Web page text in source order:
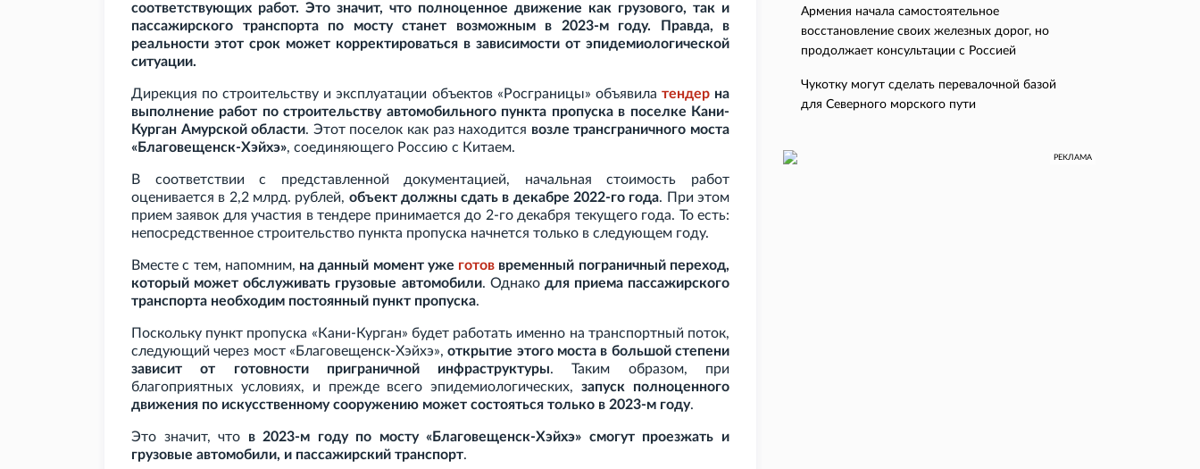
соответствующих работ. Это значит, что полноценное движение как грузового, так и
пассажирского транспорта по мосту станет возможным в 2023-м году. Правда, в
реальности этот срок может корректироваться в зависимости от эпидемиологической
ситуации.
Дирекция по строительству и эксплуатации объектов «Росграницы» объявила тендерна
выполнение работ по строительству автомобильного пункта пропуска в поселке Кани-
Курган Амурской области. Этот поселок как раз находится возле трансграничного моста
«Благовещенск-Хэйхэ», соединяющего Россию с Китаем.
В соответствии с представленной документацией, начальная стоимость работ
оценивается в 2,2 млрд. рублей, объект должны сдать в декабре 2022-го года. При этом
прием заявок для участия в тендере принимается до 2-го декабря текущего года. То есть:
непосредственное строительство пункта пропуска начнется только в следующем году.
Вместе с тем, напомним, на данный момент уже готов временный пограничный переход,
который может обслуживать грузовые автомобили. Однако для приема пассажирского
транспорта необходим постоянный пункт пропуска.
Поскольку пункт пропуска «Кани-Курган» будет работать именно на транспортный поток,
следующий через мост «Благовещенск-Хэйхэ»,открытие этого моста в большой степени
зависит от готовности приграничной инфраструктуры. Таким образом, при
благоприятных условиях, и прежде всего эпидемиологических,запуск полноценного
движения по искусственному сооружению может состояться только в 2023-м году.
Это значит, что в 2023-м году по мосту «Благовещенск-Хэйхэ» смогут проезжать и
грузовые автомобили, и пассажирский транспорт.
Армения начала самостоятельное
восстановление своих железных дорог, но
продолжает консультации с Россией
Чукотку могут сделать перевалочной базой
для Северного морского пути
РЕКЛАМА